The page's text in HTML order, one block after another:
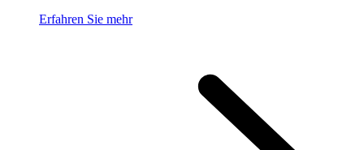
Erfahren Sie mehr